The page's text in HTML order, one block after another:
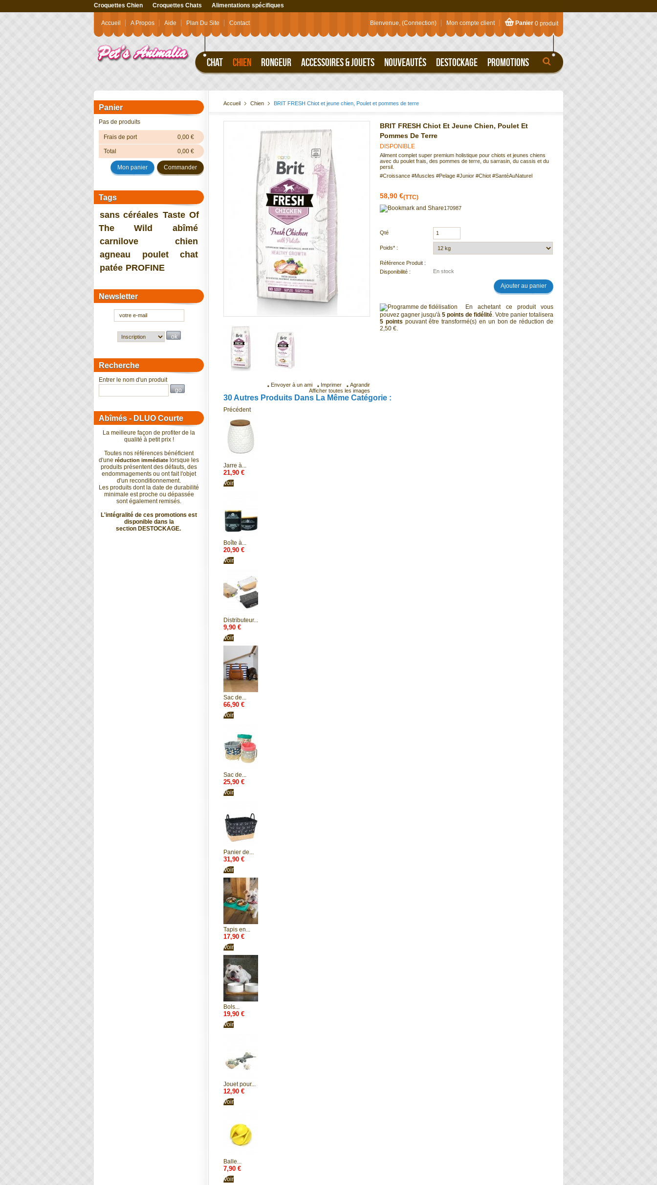
Croquettes Chien Croquettes Chats Alimentations spécifiques
Panier 0 produit
Mon compte client
Bienvenue, (Connection)
CHAT CHIEN RONGEUR ACCESSOIRES & JOUETS NOUVEAUTÉS DESTOCKAGE PROMOTIONS
Accueil A Propos Aide Plan Du Site Contact
Panier
Pas de produits
Frais de port 0,00 €
Total 0,00 €
Commander
Mon panier
Tags
sans céréales Taste Of
The Wild
abîmé
carnilove
chien
agneau
poulet
chat
patée PROFINE
Newsletter
Recherche
Entrer le nom d'un produit
Abîmés - DLUO Courte
La meilleure façon de profiter de la
qualité à petit prix !
Toutes nos références bénéficient
d'une réduction immédiate lorsque les
produits présentent des défauts, des
endommagements ou ont fait l'objet
d'un reconditionnement.
Les produits dont la date de durabilité
minimale est proche ou dépassée
sont également remisés.
L'intégralité de ces promotions est
disponible dans la
section DESTOCKAGE.
Accueil Chien BRIT FRESH Chiot et jeune chien, Poulet et pommes de terre
Envoyer à un ami Imprimer
Agrandir
Afficher toutes les images
BRIT FRESH Chiot Et Jeune Chien, Poulet Et
Pommes De Terre
DISPONIBLE
Aliment complet super premium holistique pour chiots et jeunes chiens
avec du poulet frais, des pommes de terre, du sarrasin, du cassis et du
persil.
#Croissance #Muscles #Pelage #Junior #Chiot #SantéAuNaturel
58,90 €(TTC)
Qté
Poids* :
Référence Produit :
170987
Disponibilité : En stock
En achetant ce produit vous
pouvez gagner jusqu'à 5 points de fidélité. Votre panier totalisera
5 points pouvant être transformé(s) en un bon de réduction de
2,50 €.
30 Autres Produits Dans La Même Catégorie :
Précédent
Jarre à...
21,90 €
Voir
Boîte à...
20,90 €
Voir
Distributeur...
9,90 €
Voir
Sac de...
66,90 €
Voir
Sac de...
25,90 €
Voir
Panier de...
31,90 €
Voir
Tapis en...
17,90 €
Voir
Bols...
19,90 €
Voir
Jouet pour...
12,90 €
Voir
Balle...
7,90 €
Voir